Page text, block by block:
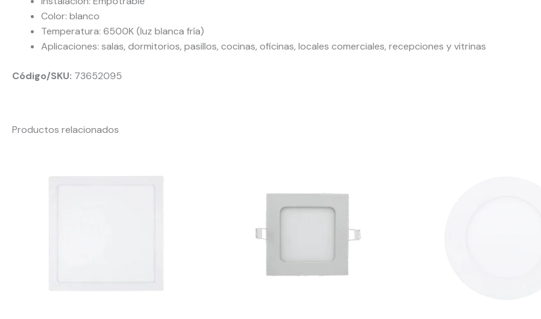
Color: blanco
Temperatura: 6500K (luz blanca fría)
Aplicaciones: salas, dormitorios, pasillos, cocinas, oficinas, locales comerciales, recepciones y vitrinas
Código/SKU: 73652095
Productos relacionados